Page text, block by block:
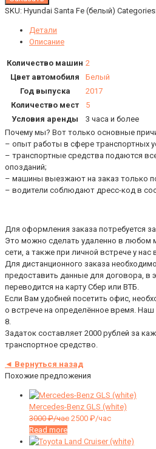
SKU: Hyundai Santa Fe (белый)
Детали
Описание
Количество машин 2
Цвет автомобиля
Белый
Год выпуска
2017
Количество мест
5
Условия аренды
3 часа и более
Почему мы? Вот только основные
– опыт работы в сфере транспортных
– транспортные средства подаются
опозданий;
– машины выезжают на заказ только
– водители соблюдают дресс-код в
Для оформления заказа потребуется
Это можно сделать удаленно в любом
сети, а также при личной встрече у нас
Для дистанционного заказа
предоставить данные для договора, в
переводится на карту Сбер или ВТБ.
Если Вам удобней посетить офис,
о встрече на определённое время.
8.
Задаток составляет 2000 рублей за
транспортное средство.
◄ Вернуться назад
Похожие предложения
Mercedes-Benz GLS (white)
3000₽/час 2500 ₽/час
Read more